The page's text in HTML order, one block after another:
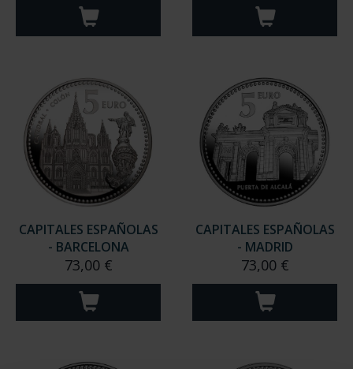
CAPITALES ESPAÑOLAS
- BARCELONA
73,00 €
CAPITALES ESPAÑOLAS
- MADRID
73,00 €